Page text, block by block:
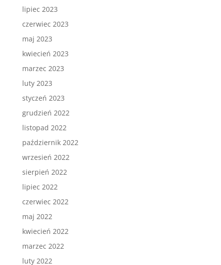
lipiec 2023
czerwiec 2023
maj 2023
kwiecień 2023
marzec 2023
luty 2023
styczeń 2023
grudzień 2022
listopad 2022
październik 2022
wrzesień 2022
sierpień 2022
lipiec 2022
czerwiec 2022
maj 2022
kwiecień 2022
marzec 2022
luty 2022